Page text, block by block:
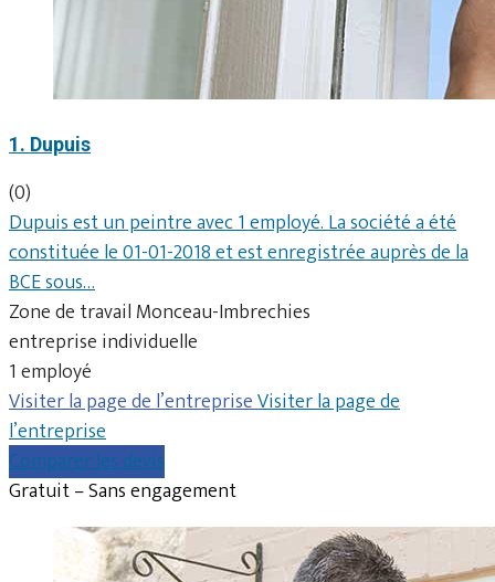
1. Dupuis
(0)
Dupuis est un peintre avec 1 employé. La société a été
constituée le 01-01-2018 et est enregistrée auprès de la
BCE sous…
Zone de travail Monceau-Imbrechies
entreprise individuelle
1 employé
Visiter la page de l’entrepriseVisiter la page de
l’entreprise
Comparer les devis
Gratuit – Sans engagement